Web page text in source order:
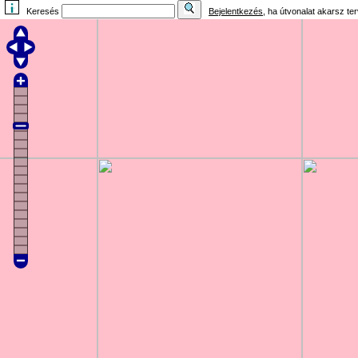
Keresés Bejelentkezés , ha útvonalat akarsz